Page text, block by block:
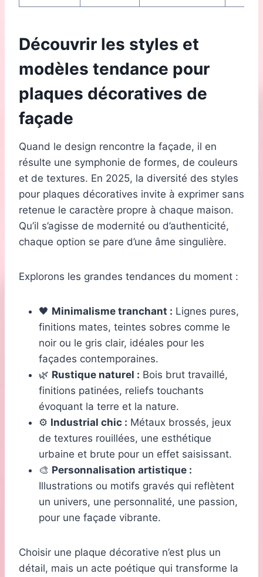
Découvrir les styles et
modèles tendance pour
plaques décoratives de
façade
Quand le design rencontre la façade, il en
résulte une symphonie de formes, de couleurs
et de textures. En 2025, la diversité des styles
pour plaques décoratives invite à exprimer sans
retenue le caractère propre à chaque maison.
Qu’il s’agisse de modernité ou d’authenticité,
chaque option se pare d’une âme singulière.
Explorons les grandes tendances du moment :
🖤 Minimalisme tranchant : Lignes pures,
finitions mates, teintes sobres comme le
noir ou le gris clair, idéales pour les
façades contemporaines.
🌿 Rustique naturel : Bois brut travaillé,
finitions patinées, reliefs touchants
évoquant la terre et la nature.
⚙️ Industrial chic : Métaux brossés, jeux
de textures rouillées, une esthétique
urbaine et brute pour un effet saisissant.
🎨 Personnalisation artistique :
Illustrations ou motifs gravés qui reflètent
un univers, une personnalité, une passion,
pour une façade vibrante.
Choisir une plaque décorative n’est plus un
détail, mais un acte poétique qui transforme la